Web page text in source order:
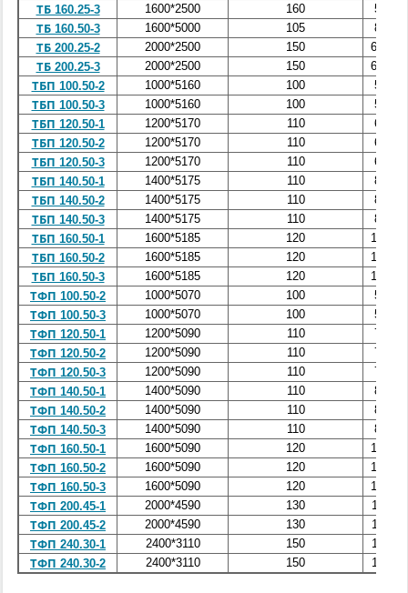
ТБ 160.25-3
1600*2500 160
5,9
ТБ 160.50-3
1600*5000 105
8,2
ТБ 200.25-2
2000*2500 150
6,67
ТБ 200.25-3
2000*2500 150
6,67
ТБП 100.50-2
1000*5160 100
5,3
ТБП 100.50-3
1000*5160 100
5,3
ТБП 120.50-1
1200*5170 110
6,8
ТБП 120.50-2
1200*5170 110
6,8
ТБП 120.50-3
1200*5170 110
6,8
ТБП 140.50-1
1400*5175 110
8,5
ТБП 140.50-2
1400*5175 110
8,5
ТБП 140.50-3
1400*5175 110
8,5
ТБП 160.50-1
1600*5185 120
10,0
ТБП 160.50-2
1600*5185 120
10,0
ТБП 160.50-3
1600*5185 120
10,0
ТФП 100.50-2
1000*5070 100
5,3
ТФП 100.50-3
1000*5070 100
5,3
ТФП 120.50-1
1200*5090 110
7,0
ТФП 120.50-2
1200*5090 110
7,0
ТФП 120.50-3
1200*5090 110
7,0
ТФП 140.50-1
1400*5090 110
8,5
ТФП 140.50-2
1400*5090 110
8,5
ТФП 140.50-3
1400*5090 110
8,5
ТФП 160.50-1
1600*5090 120
10,0
ТФП 160.50-2
1600*5090 120
10,0
ТФП 160.50-3
1600*5090 120
10,0
ТФП 200.45-1
2000*4590 130
11,8
ТФП 200.45-2
2000*4590 130
11,8
ТФП 240.30-1
2400*3110 150
11,0
ТФП 240.30-2
2400*3110 150 11,0